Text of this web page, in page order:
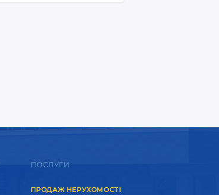
ПОСЛУГИ
ПРОДАЖ НЕРУХОМОСТІ